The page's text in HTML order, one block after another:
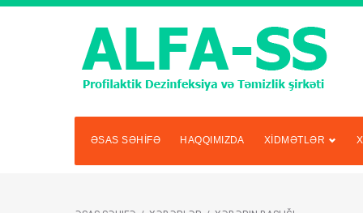
ƏSAS SƏHİFƏ HAQQIMIZDA XİDMƏTLƏR